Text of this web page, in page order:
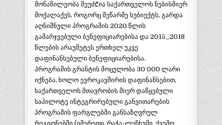
მონაწილეობა შეუძ₾ია საქართველოს ნებისმიერ
მოქალაქეს, როგორც მეწარმე სუბიექტს, გარდა
აღნიშნული პროგრამის 2020 წლის
გამარჯვებული ბენეფიციარებისა და 2015_2018
წლების არაუმეტეს ერთხელ უკვე
დაფინანსებული ბენეფიციარებისა.
პროგრამის გრანტის მოცულობა 30 000 ლარი
იქნება, ხოლო ევროკავშირის დაფინანსებით,
საქართველოს მთავრობის მიერ დაწყებული
საპილოტე ინტეგრირებული განვითარების
პროგრამის ფარგლებში განსაზღვრულ
რეგიონებში (იმერეთი, რაჭა-ლეჩხუმი, ქვემო